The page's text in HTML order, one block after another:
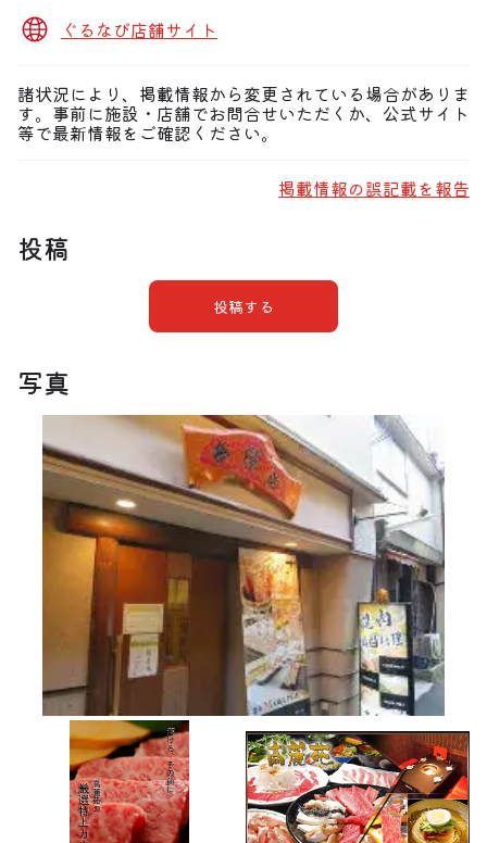
ぐるなび店舗サイト
諸状況により、掲載情報から変更されている場合がありま
す。事前に施設・店舗でお問合せいただくか、公式サイト
等で最新情報をご確認ください。
掲載情報の誤記載を報告
投稿
投稿する
写真